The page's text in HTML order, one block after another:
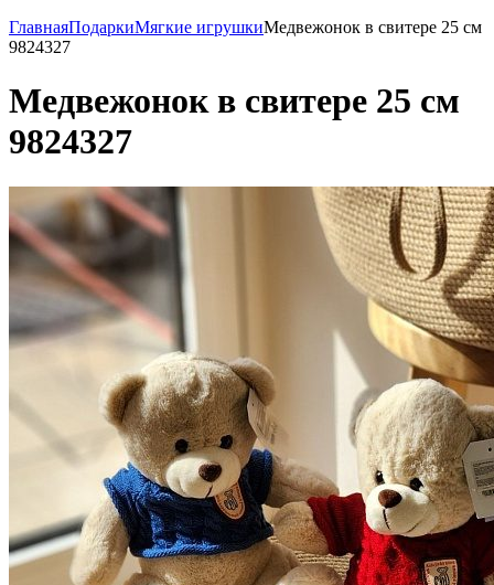
ГлавнаяПодаркиМягкие игрушкиМедвежонок в свитере 25 см
9824327
Медвежонок в свитере 25 см
9824327